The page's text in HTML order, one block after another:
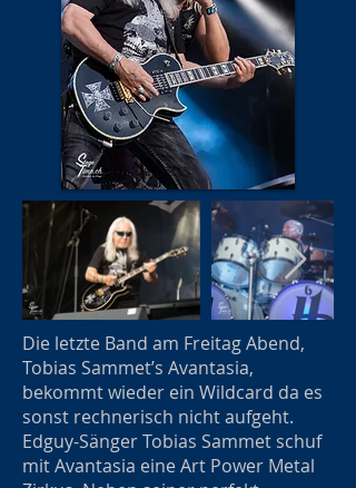
Die letzte Band am Freitag Abend,
Tobias Sammet’s Avantasia,
bekommt wieder ein Wildcard da es
sonst rechnerisch nicht aufgeht.
Edguy-Sänger Tobias Sammet schuf
mit Avantasia eine Art Power Metal